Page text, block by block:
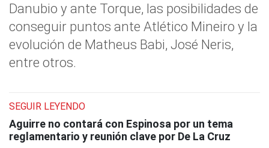
Danubio y ante Torque, las posibilidades de
conseguir puntos ante Atlético Mineiro y la
evolución de Matheus Babi, José Neris,
entre otros.
SEGUIR LEYENDO
Aguirre no contará con Espinosa por un tema
reglamentario y reunión clave por De La Cruz